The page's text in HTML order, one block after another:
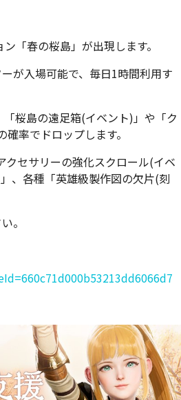
「春の桜島」が出現します。
が入場可能で、毎日1時間利用す
桜島の遠足箱(イベント)」や「ク
率でドロップします。
クセサリーの強化スクロール(イベ
、各種「英雄級製作図の欠片(刻
。